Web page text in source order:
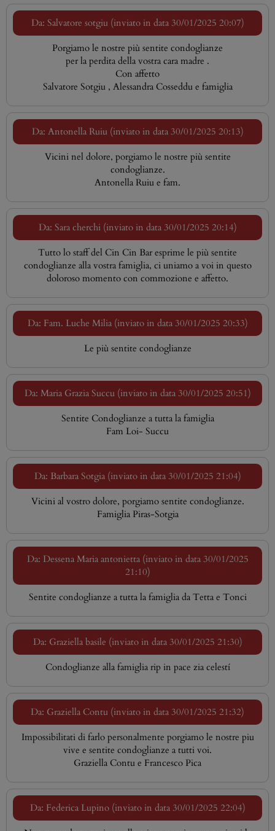
Da: Salvatore sotgiu (inviato in data 30/01/2025 20:07)
Porgiamo le nostre più sentite condoglianze
per la perdita della vostra cara madre .
Con affetto
Salvatore Sotgiu , Alessandra Cosseddu e famiglia
Da: Antonella Ruiu (inviato in data 30/01/2025 20:13)
Vicini nel dolore, porgiamo le nostre più sentite
condoglianze.
Antonella Ruiu e fam.
Da: Sara cherchi (inviato in data 30/01/2025 20:14)
Tutto lo staff del Cin Cin Bar esprime le più sentite
condoglianze alla vostra famiglia, ci uniamo a voi in questo
doloroso momento con commozione e affetto.
Da: Fam. Luche Milia (inviato in data 30/01/2025 20:33)
Le più sentite condoglianze
Da: Maria Grazia Succu (inviato in data 30/01/2025 20:51)
Sentite Condoglianze a tutta la famiglia
Fam Loi- Succu
Da: Barbara Sotgia (inviato in data 30/01/2025 21:04)
Vicini al vostro dolore, porgiamo sentite condoglianze.
Famiglia Piras-Sotgia
Da: Dessena Maria antonietta (inviato in data 30/01/2025
21:10)
Sentite condoglianze a tutta la famiglia da Tetta e Tonci
Da: Graziella basile (inviato in data 30/01/2025 21:30)
Condoglianze alla famiglia rip in pace zia celestí
Da: Graziella Contu (inviato in data 30/01/2025 21:32)
Impossibilitati di farlo personalmente porgiamo le nostre piu
vive e sentite condoglianze a tutti voi.
Graziella Contu e Francesco Pica
Da: Federica Lupino (inviato in data 30/01/2025 22:04)